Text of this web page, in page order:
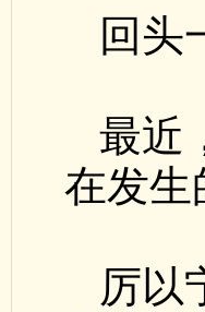
回头
最近
在发生
厉以